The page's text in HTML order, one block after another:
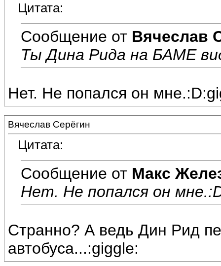
Цитата:
Сообщение от Вячеслав
Ты Дина Рида на БАМЕ
Нет. Не попался он
Вячеслав Серёгин
Цитата:
Сообщение от Макс
Нет. Не попался он
Странно? А ведь Дин Рид
автобуса...:giggle: